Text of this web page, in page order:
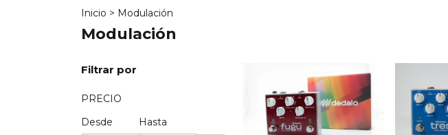
Inicio > Modulación
Modulación
Filtrar por
PRECIO
Desde
Hasta